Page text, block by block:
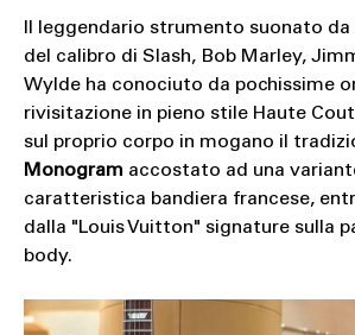
Il leggendario strumento suonato
del calibro di Slash, Bob Marley,
Wylde ha conociuto da pochissime
rivisitazione in pieno stile Haute
sul proprio corpo in mogano il
Monogram accostato ad una
caratteristica bandiera francese,
dalla "Louis Vuitton" signature sulla
body.